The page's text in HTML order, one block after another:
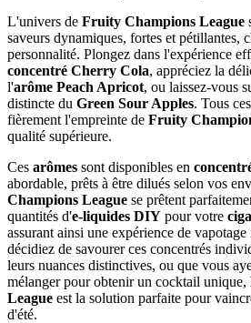
L'univers de Fruity Champions League
saveurs dynamiques, fortes et pétillantes,
personnalité. Plongez dans l'expérience
concentré Cherry Cola, appréciez la
l'arôme Peach Apricot, ou laissez-vous
distincte du Green Sour Apples. Tous
fièrement l'empreinte de Fruity
qualité supérieure.
Ces arômes sont disponibles en
abordable, prêts à être dilués selon vos
Champions League se prêtent
quantités d'e-liquides DIY pour votre
assurant ainsi une expérience de
décidiez de savourer ces concentrés
leurs nuances distinctives, ou que vous
mélanger pour obtenir un cocktail unique,
League est la solution parfaite pour
d'été.